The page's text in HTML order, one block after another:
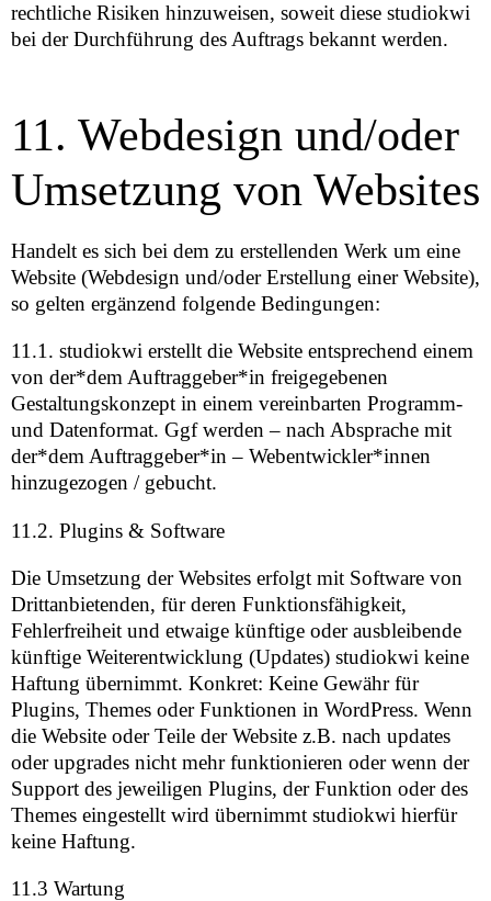
rechtliche Risiken hinzuweisen, soweit diese studiokwi
bei der Durchführung des Auftrags bekannt werden.
11. Webdesign und/oder
Umsetzung von Websites
Handelt es sich bei dem zu erstellenden Werk um eine
Website (Webdesign und/oder Erstellung einer Website),
so gelten ergänzend folgende Bedingungen:
11.1. studiokwi erstellt die Website entsprechend einem
von der*dem Auftraggeber*in freigegebenen
Gestaltungskonzept in einem vereinbarten Programm-
und Datenformat. Ggf werden – nach Absprache mit
der*dem Auftraggeber*in – Webentwickler*innen
hinzugezogen / gebucht.
11.2. Plugins & Software
Die Umsetzung der Websites erfolgt mit Software von
Drittanbietenden, für deren Funktionsfähigkeit,
Fehlerfreiheit und etwaige künftige oder ausbleibende
künftige Weiterentwicklung (Updates) studiokwi keine
Haftung übernimmt. Konkret: Keine Gewähr für
Plugins, Themes oder Funktionen in WordPress. Wenn
die Website oder Teile der Website z.B. nach updates
oder upgrades nicht mehr funktionieren oder wenn der
Support des jeweiligen Plugins, der Funktion oder des
Themes eingestellt wird übernimmt studiokwi hierfür
keine Haftung.
11.3 Wartung